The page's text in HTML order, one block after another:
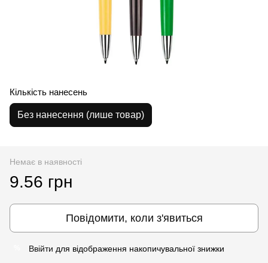
Кількість нанесень
Без нанесення (лише товар)
Немає в наявності
9.56 грн
Повідомити, коли з'явиться
Ввійти для відображення накопичувальної знижки